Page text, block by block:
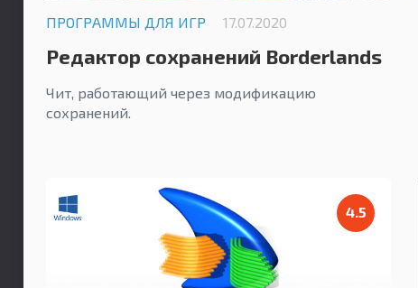
ПРОГРАММЫ ДЛЯ ИГР 17.07.2020
Редактор сохранений Borderlands
Чит, работающий через модификацию
сохранений.
4.5